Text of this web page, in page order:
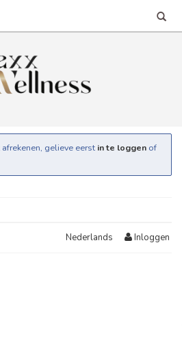
gelieve eerst in te loggen of
Nederlands Inloggen